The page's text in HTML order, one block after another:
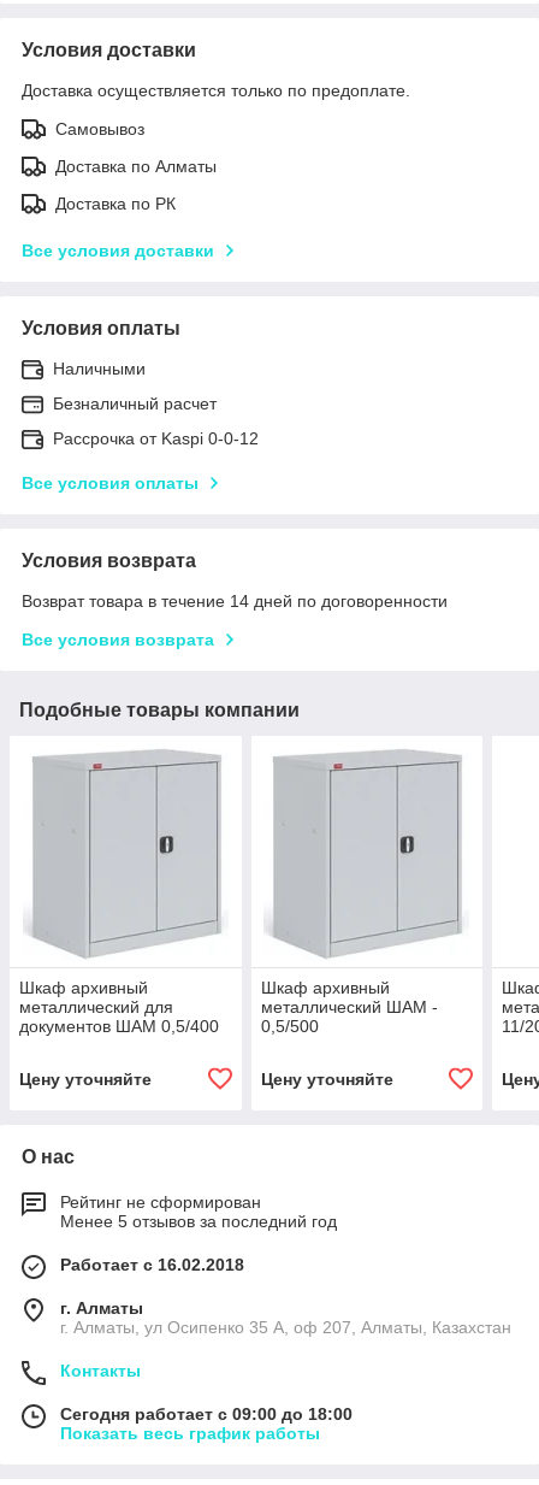
Условия доставки
Доставка осуществляется только по предоплате.
Самовывоз
Доставка по Алматы
Доставка по РК
Все условия доставки
Условия оплаты
Наличными
Безналичный расчет
Рассрочка от Kaspi 0-0-12
Все условия оплаты
Условия возврата
Возврат товара в течение 14 дней по договоренности
Все условия возврата
Подобные товары компании
Шкаф архивный
металлический для
документов ШАМ 0,5/400
Цену уточняйте
Шкаф архивный
металлический ШАМ -
0,5/500
Цену уточняйте
11/
О нас
Рейтинг не сформирован
Менее 5 отзывов за последний год
Работает с 16.02.2018
г. Алматы
г. Алматы, ул Осипенко 35 А, оф 207, Алматы, Казахстан
Контакты
Сегодня работает с 09:00 до 18:00
Показать весь график работы